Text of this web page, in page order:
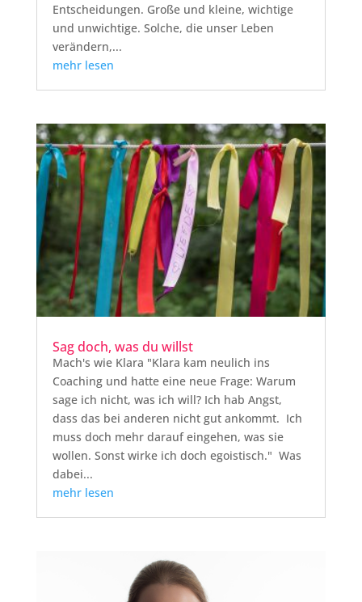
Entscheidungen. Große und kleine, wichtige
und unwichtige. Solche, die unser Leben
verändern,...
mehr lesen
Sag doch, was du willst
Mach's wie Klara "Klara kam neulich ins
Coaching und hatte eine neue Frage: Warum
sage ich nicht, was ich will? Ich hab Angst,
dass das bei anderen nicht gut ankommt. Ich
muss doch mehr darauf eingehen, was sie
wollen. Sonst wirke ich doch egoistisch." Was
dabei...
mehr lesen